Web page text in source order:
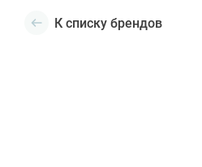
К списку брендов